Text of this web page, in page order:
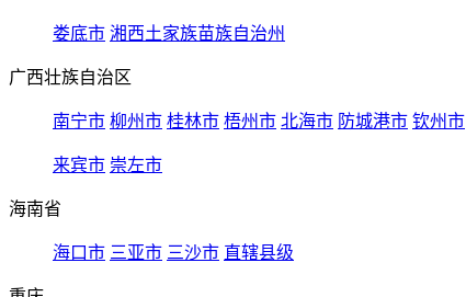
娄底市 湘西土家族苗族自治州
广西壮族自治区
南宁市 柳州市 桂林市 梧州市 北海市 防城港市 钦州市
来宾市 崇左市
海南省
海口市 三亚市 三沙市 直辖县级